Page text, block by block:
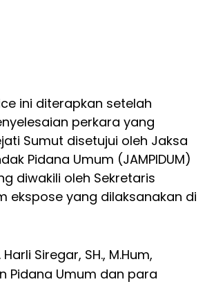
ini diterapkan setelah
perkara yang
Sumut disetujui oleh Jaksa
Pidana Umum (JAMPIDUM)
diwakili oleh Sekretaris
ekspose yang dilaksanakan di
Siregar, SH., M.Hum,
Pidana Umum dan para